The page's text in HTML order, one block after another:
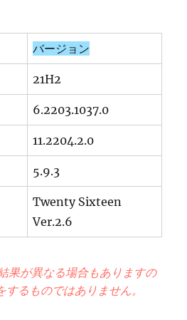
バージョン
21H2
6.2203.1037.0
11.2204.2.0
5.9.3
Twenty Sixteen
Ver.2.6
果が異なる場合もありますの
るものではありません。